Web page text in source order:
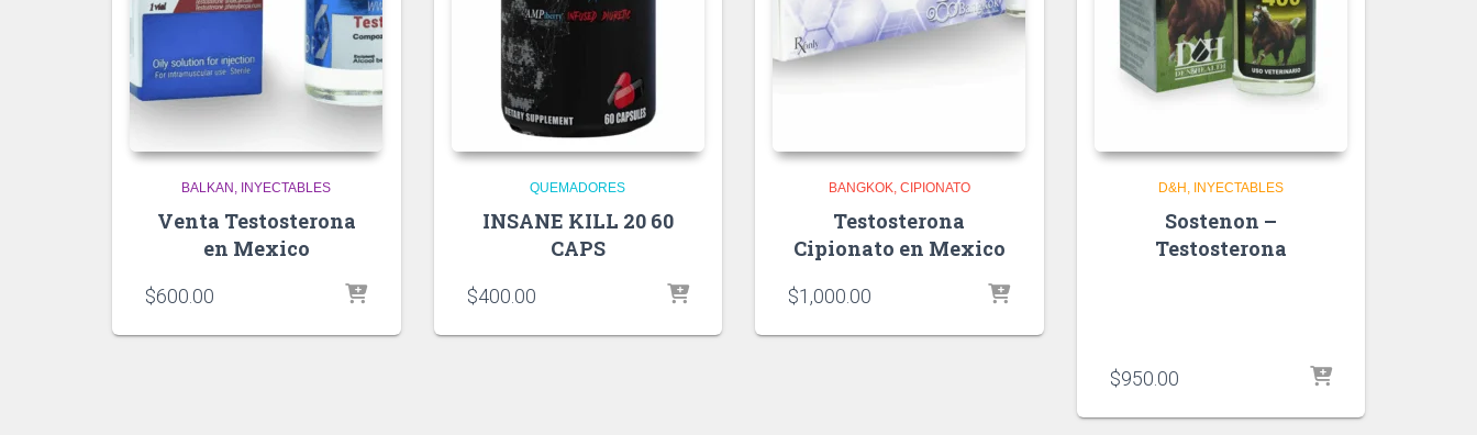
BALKAN INYECTABLES
Venta Testosterona
en Mexico
$600.00
QUEMADORES
INSANE KILL 20 60
CAPS
$400.00
BANGKOK CIPIONATO
Testosterona
Cipionato en Mexico
$1,000.00
D&H INYECTABLES
Sostenon –
Testosterona
$950.00